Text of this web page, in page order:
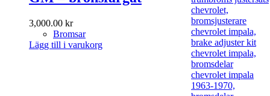
3,000.00 kr
Bromsar
Lägg till i varukorg